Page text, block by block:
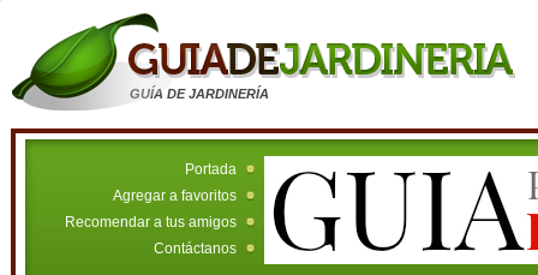
GUÍA DE JARDINERÍA
Portada
Agregar a favoritos
Recomendar a tus amigos
Contáctanos